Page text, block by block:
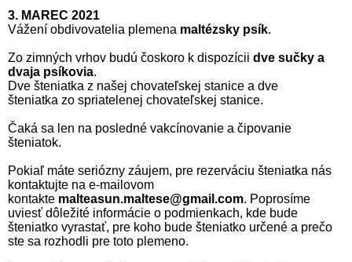
3. MAREC 2021
Vážení obdivovatelia plemena maltézsky psík.
Zo zimných vrhov budú čoskoro k dispozícii dve sučky a
dvaja psíkovia.
Dve šteniatka z našej chovateľskej stanice a dve
šteniatka zo spriatelenej chovateľskej stanice.
Čaká sa len na posledné vakcínovanie a čipovanie
šteniatok.
Pokiaľ máte seriózny záujem, pre rezerváciu šteniatka nás
kontaktujte na e-mailovom
kontakte malteasun.maltese@gmail.com. Poprosíme
uviesť dôležité informácie o podmienkach, kde bude
šteniatko vyrastať, pre koho bude šteniatko určené a prečo
ste sa rozhodli pre toto plemeno.